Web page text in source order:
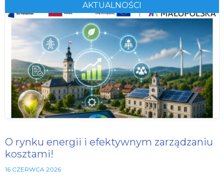
AKTUALNOŚCI
O rynku energii i efektywnym zarządzaniu
kosztami!
16 CZERWCA 2026